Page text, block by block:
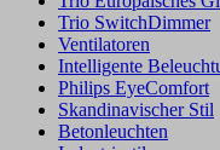
Trio SwitchDimmer
Ventilatoren
Intelligente
Philips EyeComfort
Skandinavischer Stil
Betonleuchten